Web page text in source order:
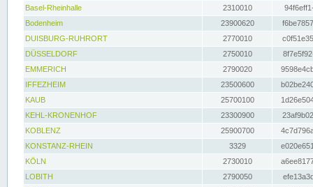
Basel-Rheinhalle
2310010
Bodenheim
23900620
DUISBURG-RUHRORT
2770010
DÜSSELDORF
2750010
EMMERICH
2790020
IFFEZHEIM
23500600
KAUB
25700100
KEHL-KRONENHOF
23300900
KOBLENZ
25900700
KONSTANZ-RHEIN
3329
KÖLN
2730010
LOBITH
2790050